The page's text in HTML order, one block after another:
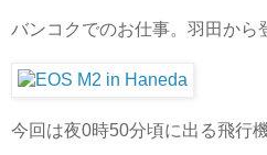
バンコクでのお仕事。羽田から
今回は夜0時50分頃に出る飛行